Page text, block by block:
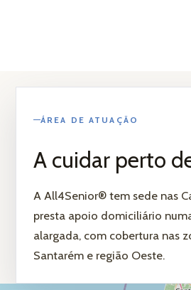
ÁREA DE ATUAÇÃO
A cuidar perto
A All4Senior® tem sede nas
presta apoio domiciliário
alargada, com cobertura nas
Santarém e região Oeste.